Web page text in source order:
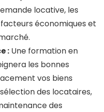
locative, les
économiques et
: Une formation en
les bonnes
vos biens
des locataires,
des